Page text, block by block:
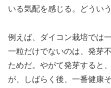
いる気配を感じる。どういう
例えば、ダイコン栽培では
一粒だけでないのは、発芽
ためだ。やがて発芽すると
が、しばらく後、一番健康